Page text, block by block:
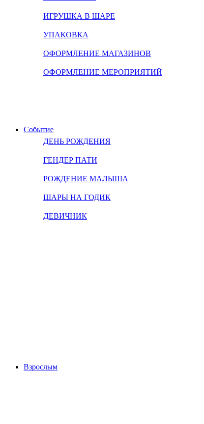
ИГРУШКА В ШАРЕ
УПАКОВКА
ОФОРМЛЕНИЕ МАГАЗИНОВ
ОФОРМЛЕНИЕ МЕРОПРИЯТИЙ
Событие
ДЕНЬ РОЖДЕНИЯ
ГЕНДЕР ПАТИ
РОЖДЕНИЕ МАЛЫША
ШАРЫ НА ГОДИК
ДЕВИЧНИК
Взрослым